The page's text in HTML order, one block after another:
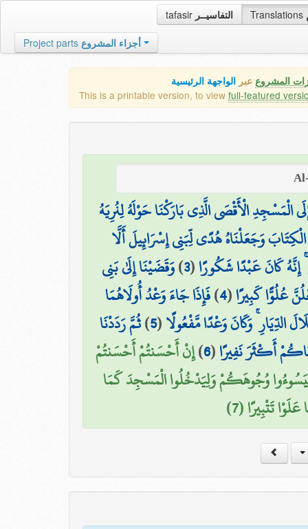
tafasir التفاسيــر Translations
Project parts أجزاء المشروع
المشروع عبر الواجهة الرئيسية
This is a printable version, to view full-featured
الْأَقْصَى الَّذِي بَارَكْنَا حَوْلَهُ لِنُرِيَهُ
وَجَعَلْنَاهُ هُدًى لِّبَنِي إِسْرَائِيلَ أَلَّا
كَانَ عَبْدًا شَكُورًا(
3
)وَقَضَيْنَا إِلَىٰ بَنِي
عُلُوًّا كَبِيرًا(
4
)فَإِذَا جَاءَ وَعْدُ أُولَاهُمَا
الدِّيَارِ ۚ وَكَانَ وَعْدًا مَّفْعُولًا(
5
)ثُمَّ رَدَدْنَا
أَكْثَرَ نَفِيرًا(
6
)إِنْ أَحْسَنتُمْ أَحْسَنتُمْ
وُجُوهَكُمْ وَلِيَدْخُلُوا الْمَسْجِدَ كَمَا
تَتْبِيرًا (7)